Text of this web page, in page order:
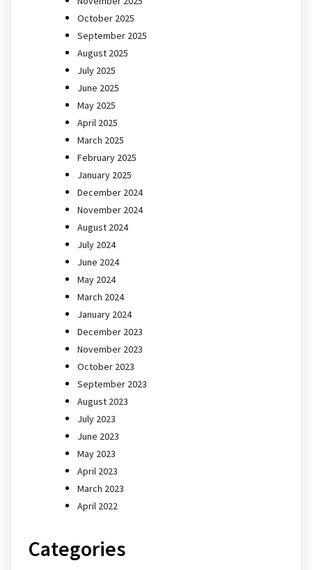
October 2025
September 2025
August 2025
July 2025
June 2025
May 2025
April 2025
March 2025
February 2025
January 2025
December 2024
November 2024
August 2024
July 2024
June 2024
May 2024
March 2024
January 2024
December 2023
November 2023
October 2023
September 2023
August 2023
July 2023
June 2023
May 2023
April 2023
March 2023
April 2022
Categories